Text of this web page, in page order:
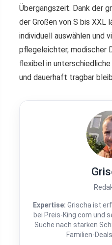
Übergangszeit. Dank der
der Größen von S bis XXL
individuell auswählen und
pflegeleichter, modischer
flexibel in
und dauerhaft tragbar
Expertise: Grischa ist
bei Preis-King.com und
Suche nach starken
Familien-